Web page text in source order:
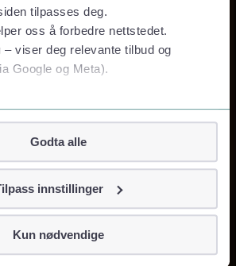
tilpasses deg.
oss å forbedre nettstedet.
– viser deg relevante tilbud og
Google og Meta).
for personvern
på alvor
navn eller telefonnummer.
Godta alle
innstillinger
Kun nødvendige